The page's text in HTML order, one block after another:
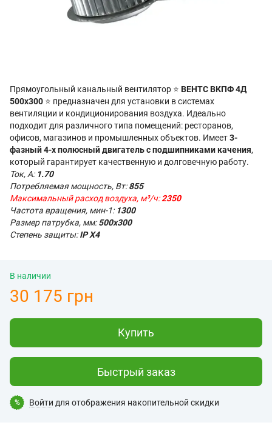
Прямоугольный канальный вентилятор ⭐ ВЕНТС ВКПФ 4Д
500x300 ⭐ предназначен для установки в системах
вентиляции и кондиционирования воздуха. Идеально
подходит для различного типа помещений: ресторанов,
офисов, магазинов и промышленных объектов. Имеет3-
фазный 4-х полюсный двигатель с подшипниками качения,
который гарантирует качественную и долговечную работу.
Ток, А: 1.70
Потребляемая мощность, Вт:855
Максимальный расход воздуха, м³/ч:2350
Частота вращения, мин-1: 1300
Размер патрубка, мм:500x300
Степень защиты:IP X4
В наличии
30 175 грн
Купить
Быстрый заказ
% Войти для отображения накопительной скидки